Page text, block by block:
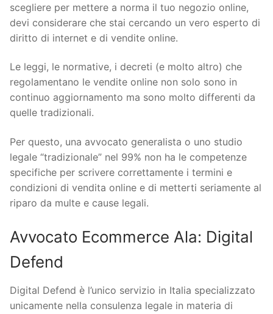
scegliere per mettere a norma il tuo negozio online,
devi considerare che stai cercando un vero esperto di
diritto di internet e di vendite online.
Le leggi, le normative, i decreti (e molto altro) che
regolamentano le vendite online non solo sono in
continuo aggiornamento ma sono molto differenti da
quelle tradizionali.
Per questo, una avvocato generalista o uno studio
legale “tradizionale” nel 99% non ha le competenze
specifiche per scrivere correttamente i termini e
condizioni di vendita online e di metterti seriamente al
riparo da multe e cause legali.
Avvocato Ecommerce Ala: Digital
Defend
Digital Defend è l’unico servizio in Italia specializzato
unicamente nella consulenza legale in materia di